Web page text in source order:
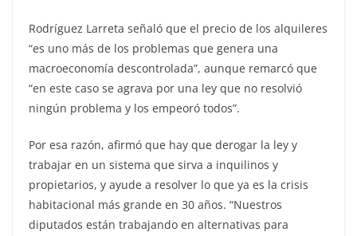
Rodríguez Larreta señaló que el precio de los alquileres
“es uno más de los problemas que genera una
macroeconomía descontrolada”, aunque remarcó que
“en este caso se agrava por una ley que no resolvió
ningún problema y los empeoró todos”.
Por esa razón, afirmó que hay que derogar la ley y
trabajar en un sistema que sirva a inquilinos y
propietarios, y ayude a resolver lo que ya es la crisis
habitacional más grande en 30 años. “Nuestros
diputados están trabajando en alternativas para